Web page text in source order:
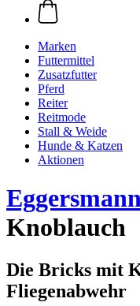
Marken
Futtermittel
Zusatzfutter
Pferd
Reiter
Reitmode
Stall & Weide
Hunde & Katzen
Aktionen
Knoblauch
Die Bricks mit
Fliegenabwehr